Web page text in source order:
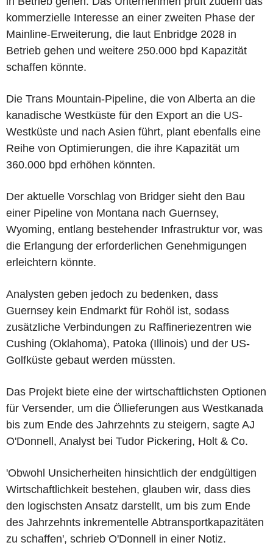
kommerzielle Interesse an einer zweiten Phase der
Mainline-Erweiterung, die laut Enbridge 2028 in
Betrieb gehen und weitere 250.000 bpd Kapazität
schaffen könnte.
Die Trans Mountain-Pipeline, die von Alberta an die
kanadische Westküste für den Export an die US-
Westküste und nach Asien führt, plant ebenfalls eine
Reihe von Optimierungen, die ihre Kapazität um
360.000 bpd erhöhen könnten.
Der aktuelle Vorschlag von Bridger sieht den Bau
einer Pipeline von Montana nach Guernsey,
Wyoming, entlang bestehender Infrastruktur vor, was
die Erlangung der erforderlichen Genehmigungen
erleichtern könnte.
Analysten geben jedoch zu bedenken, dass
Guernsey kein Endmarkt für Rohöl ist, sodass
zusätzliche Verbindungen zu Raffineriezentren wie
Cushing (Oklahoma), Patoka (Illinois) und der US-
Golfküste gebaut werden müssten.
Das Projekt biete eine der wirtschaftlichsten Optionen
für Versender, um die Öllieferungen aus Westkanada
bis zum Ende des Jahrzehnts zu steigern, sagte AJ
O'Donnell, Analyst bei Tudor Pickering, Holt & Co.
'Obwohl Unsicherheiten hinsichtlich der endgültigen
Wirtschaftlichkeit bestehen, glauben wir, dass dies
den logischsten Ansatz darstellt, um bis zum Ende
des Jahrzehnts inkrementelle Abtransportkapazitäten
zu schaffen', schrieb O'Donnell in einer Notiz.